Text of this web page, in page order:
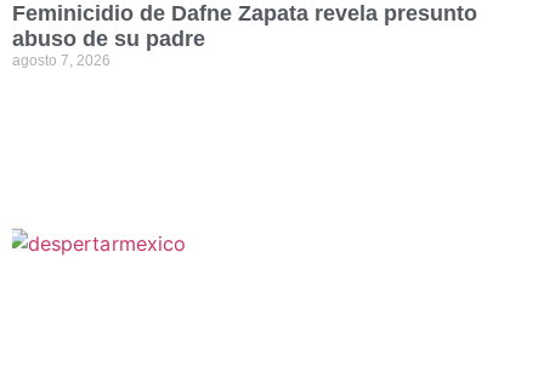
Feminicidio de Dafne Zapata revela presunto
abuso de su padre
agosto 7, 2026